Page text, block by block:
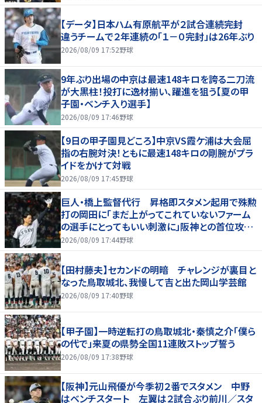
【データ】日本ハム有原航平が２試合連続完封
違うチームで２年連続の「１－０完封」は26年ぶり
2026/08/09 17:52野球
9年ぶり出場の中京は最速148キロを誇る二刀流
が大黒柱！投打に逸材揃い、躍進を狙う【夏の甲
子園・ベンチ入り選手】
2026/08/09 17:46野球
【9日の甲子園見どころ】中京VS霞ケ浦は大会屈
指の右腕対決！ともに最速148キロの剛腕がプラ
イドをかけて対戦
2026/08/09 17:45野球
巨人・橋上監督代行 昇格即スタメン起用で殊勲
打の岡田に「まだ上がってこれていないファーム
の選手にとってもいい刺激に」阪神との首位攻防
３連戦へ「まずはカード勝ち越しを」
2026/08/09 17:44野球
【田村藤夫】セカンドの明暗 チャレンジが裏目と
なった鳥取城北、我慢して吉と出た岡山学芸館
2026/08/09 17:40野球
【甲子園】一時逆転打の鳥取城北・秦慎之介「僕ら
の代で」来夏の県勢全国11連敗ストップ誓う
2026/08/09 17:38野球
【阪神】元山飛優が今季初２番でスタメン 中野
はベンチスタート 左翼は２試合ぶり前川／スタ